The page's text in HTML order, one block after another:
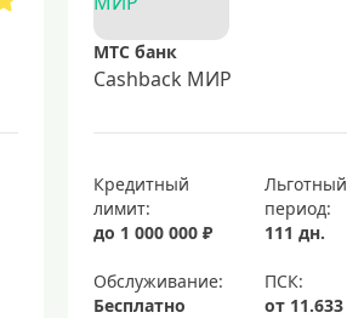
МТС банк
Cashback МИР
Кредитный
лимит:
до 1 000 000 ₽
Льготный
период:
111 дн.
Обслуживание:
Бесплатно